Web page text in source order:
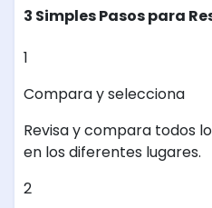
3 Simples Pasos para
1
Compara y selecciona
Revisa y compara todos
en los diferentes lugares.
2